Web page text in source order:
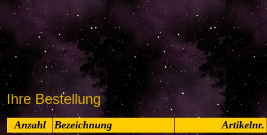
Ihre Bestellung
Anzahl Bezeichnung
Artikelnr.